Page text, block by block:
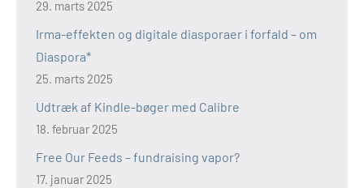
29. marts 2025
Irma-effekten og digitale diasporaer i forfald – om
Diaspora*
25. marts 2025
Udtræk af Kindle-bøger med Calibre
18. februar 2025
Free Our Feeds – fundraising vapor?
17. januar 2025